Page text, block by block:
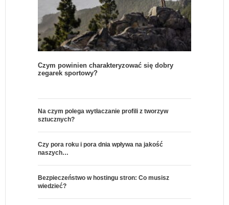
Czym powinien charakteryzować się dobry
zegarek sportowy?
Na czym polega wytłaczanie profili z tworzyw
sztucznych?
Czy pora roku i pora dnia wpływa na jakość
naszych…
Bezpieczeństwo w hostingu stron: Co musisz
wiedzieć?